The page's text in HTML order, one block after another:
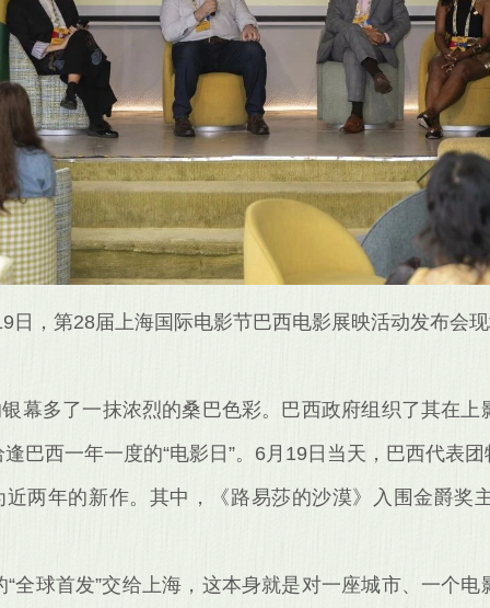
日，第28届上海国际电影节巴西电影展映活动发布会
幕多了一抹浓烈的桑巴色彩。巴西政府组织了其在
巴西一年一度的“电影日”。6月19日当天，巴西代表
两年的新作。其中，《路易莎的沙漠》入围金爵奖
全球首发”交给上海，这本身就是对一座城市、一个